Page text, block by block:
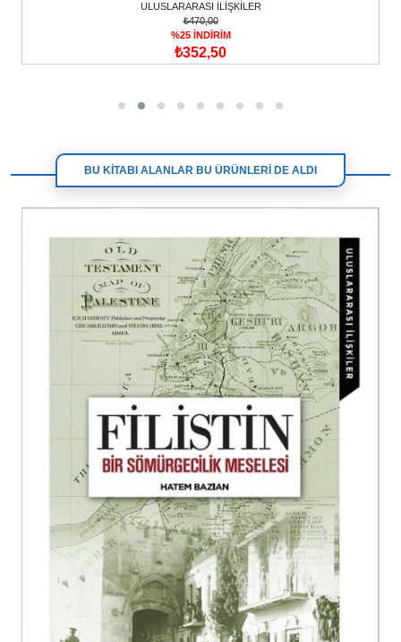
ULUSLARARASI İLİŞKİLER
₺470,00
%25 İNDİRİM
₺352,50
BU KİTABI ALANLAR BU ÜRÜNLERİ DE ALDI